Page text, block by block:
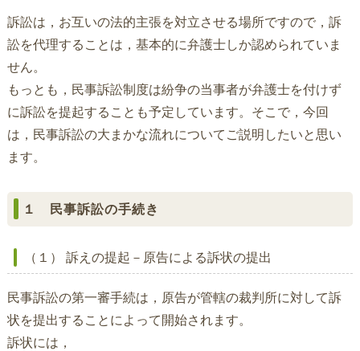
訴訟は，お互いの法的主張を対立させる場所ですので，訴
訟を代理することは，基本的に弁護士しか認められていま
せん。
もっとも，民事訴訟制度は紛争の当事者が弁護士を付けず
に訴訟を提起することも予定しています。そこで，今回
は，民事訴訟の大まかな流れについてご説明したいと思い
ます。
１ 民事訴訟の手続き
（１） 訴えの提起－原告による訴状の提出
民事訴訟の第一審手続は，原告が管轄の裁判所に対して訴
状を提出することによって開始されます。
訴状には，